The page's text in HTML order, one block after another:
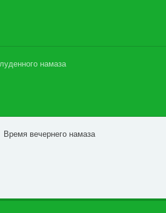
намаза
Время вечернего намаза